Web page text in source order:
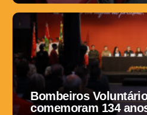
Bombeiros
comemoram 134